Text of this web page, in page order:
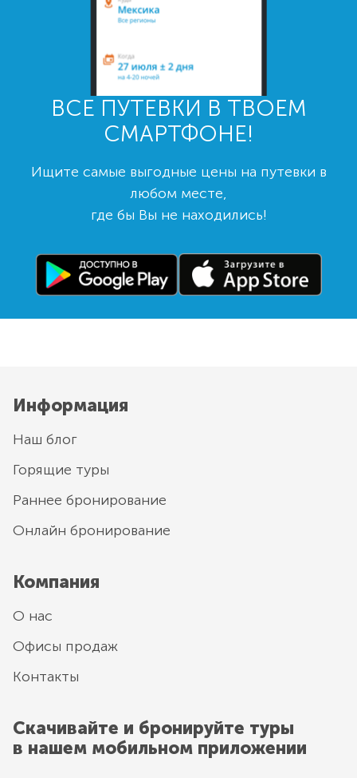
ВСЕ ПУТЕВКИ В ТВОЕМ
СМАРТФОНЕ!
Ищите самые выгодные цены на путевки в
любом месте,
где бы Вы не находились!
Информация
Наш блог
Горящие туры
Раннее бронирование
Онлайн бронирование
Компания
О нас
Офисы продаж
Контакты
Скачивайте и бронируйте туры
в нашем мобильном приложении